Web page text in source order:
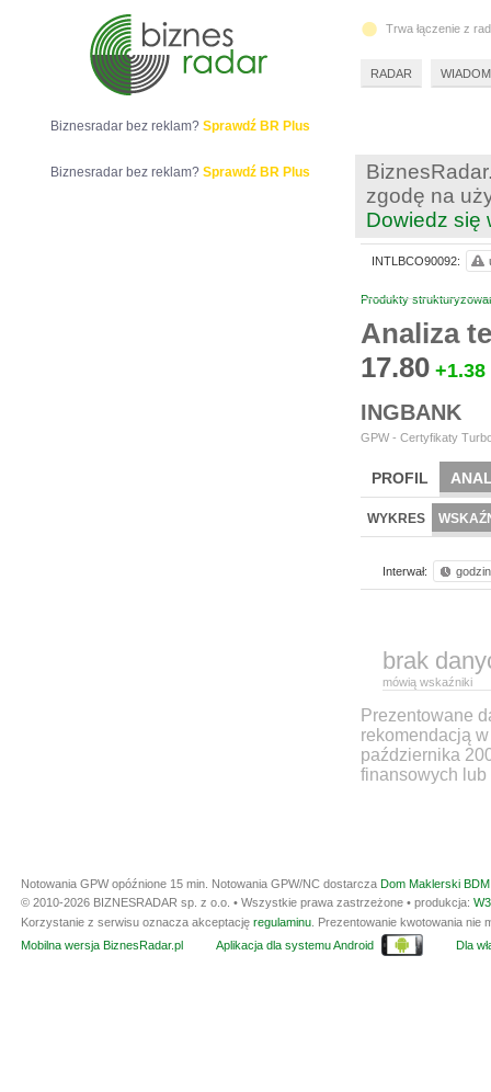
zgodę na
Dowiedz się
Produkty
Analiza
17.80 +1.38
INGBANK
GPW - Certyfikaty
PROFIL
WYKRES
Interwał:
brak
mówią wskaźniki
Prezentowane
rekomendacją
października
finansowych lub
INTLBCO90092:
Biznesradar bez reklam? Sprawdź BR Plus
Biznesradar bez reklam? Sprawdź BR Plus
Trwa łączenie z
RADAR
Notowania GPW opóźnione 15 min. Notowania GPW/NC dostarcza Dom Maklerski
© 2010-2026 BIZNESRADAR sp. z o.o. • Wszystkie prawa zastrzeżone • produkcja:
Korzystanie z serwisu oznacza akceptację regulaminu . Prezentowanie kwotowania
Mobilna wersja BiznesRadar.pl
Aplikacja dla systemu Android Dla